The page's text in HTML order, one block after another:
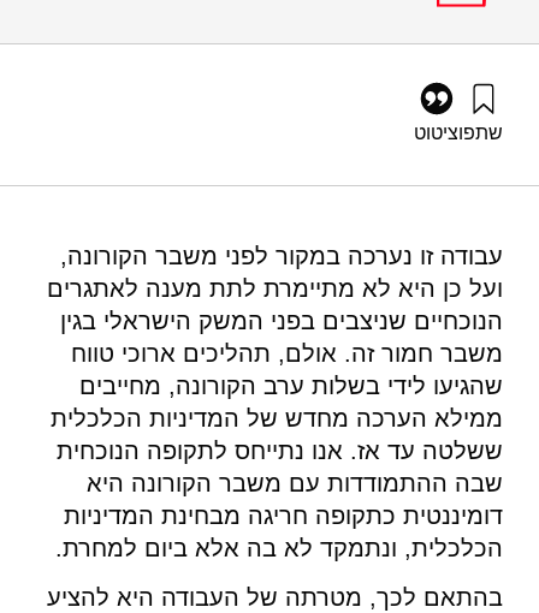
שתפוציטוט
israel-balancing-budgetary-responsibility-and-societal-needs-
v2
עבודה זו נערכה במקור לפני משבר הקורונה,
ועל כן היא לא מתיימרת לתת מענה לאתגרים
הנוכחיים שניצבים בפני המשק הישראלי בגין
משבר חמור זה. אולם, תהליכים ארוכי טווח
שהגיעו לידי בשלות ערב הקורונה, מחייבים
ממילא הערכה מחדש של המדיניות הכלכלית
ששלטה עד אז. אנו נתייחס לתקופה הנוכחית
שבה ההתמודדות עם משבר הקורונה היא
דומיננטית כתקופה חריגה מבחינת המדיניות
הכלכלית, ונתמקד לא בה אלא ביום למחרת.
בהתאם לכך, מטרתה של העבודה היא להציע